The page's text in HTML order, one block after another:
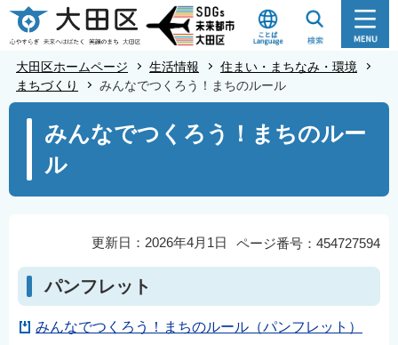
こ
の
ジ
大田区ホームページ 生活情報
住まい・まちなみ・環境
まちづくり
みんなでつくろう！まちのルール
みんなでつくろう！まちのルー
ル
ページ番号：454727594
更新日：2026年4月1日
パンフレット
みんなでつくろう！まちのルール（パンフレット）